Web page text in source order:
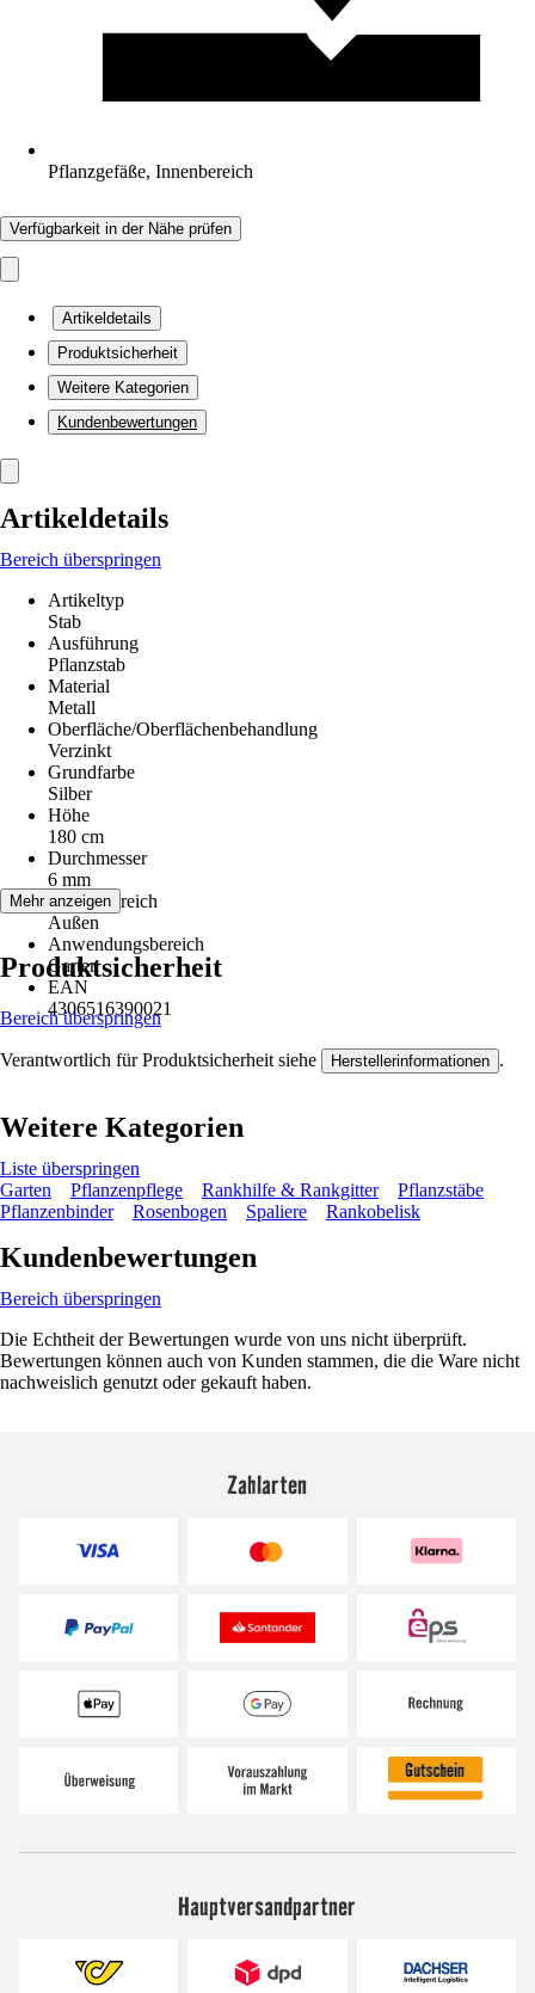
Pflanzgefäße, Innenbereich
Verfügbarkeit in der Nähe prüfen
Artikeldetails
Produktsicherheit
Weitere Kategorien
Kundenbewertungen
Artikeldetails
Bereich überspringen
Artikeltyp
Stab
Ausführung
Pflanzstab
Material
Metall
Oberfläche/Oberflächenbehandlung
Verzinkt
Grundfarbe
Silber
Höhe
180 cm
Durchmesser
6 mm
Einsatzbereich
Außen
Anwendungsbereich
Garten
EAN
4306516390021
Mehr anzeigen
Produktsicherheit
Bereich überspringen
Verantwortlich für Produktsicherheit siehe Herstellerinformationen .
Weitere Kategorien
Liste überspringen
Garten
Pflanzenpflege Rankhilfe & Rankgitter
Pflanzstäbe
Pflanzenbinder
Rosenbogen Spaliere Rankobelisk
Kundenbewertungen
Bereich überspringen
Die Echtheit der Bewertungen wurde von uns nicht überprüft.
Bewertungen können auch von Kunden stammen, die die Ware nicht
nachweislich genutzt oder gekauft haben.
Zahlarten
Hauptversandpartner